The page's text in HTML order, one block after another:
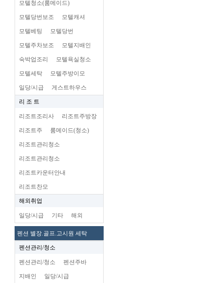
모텔청소(룸메이드)
모텔당번보조 모텔캐셔
모텔베팅 모텔당번
모텔주차보조 모텔지배인
숙박업조리 모텔욕실청소
모텔세탁 모텔주방이모
일당/시급 게스트하우스
리 조 트
리조트조리사 리조트주방장
리조트주 룸메이드(청소)
리조트관리청소
리조트관리청소
리조트카운터안내
리조트찬모
해외취업
일당/시급 기타 해외
펜션 별장.골프.고시원 세탁
펜션관리/청소
펜션관리/청소 펜션주바
지배인 일당/시급